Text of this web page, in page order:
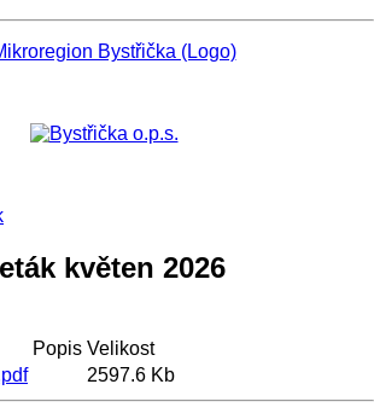
květen 2026
Popis Velikost
2597.6 Kb